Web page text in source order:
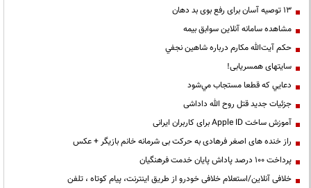
13 توصیه آسان برای رفع بوی بد دهان
مشاهده سامانه آنلاين سوابق بیمه
حكم آيت‌الله مكارم درباره شاهين نجفي
سایتهای همسریابی!
دعايي كه قطعا مستجاب مي‌شود
جزئیات جدید قتل روح الله داداشی
آموزش ساخت Apple ID برای کاربران ایرانی
راز خنده های اصغر فرهادی به حرکت بی شرمانه خانم بازیگر + عکس
پرداخت ۱۰۰ درصد پاداش پایان خدمت فرهنگیان
خلافی آنلاین/استعلام خلافی خودرو از طریق اینترنت، پیام کوتاه ، تلفن